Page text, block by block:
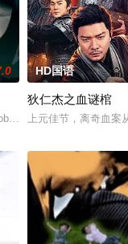
。他用笔画了朋友梦雨
）原以为那场惊心动
HD国语
狄仁杰之血谜棺
上元佳节，离奇血